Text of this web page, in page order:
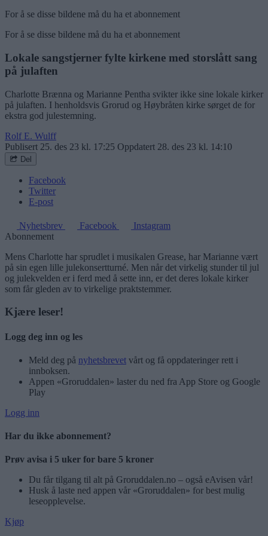
For å se disse bildene må du ha et abonnement
For å se disse bildene må du ha et abonnement
Lokale sangstjerner fylte kirkene med storslått sang
på julaften
Charlotte Brænna og Marianne Pentha svikter ikke sine lokale kirker
på julaften. I henholdsvis Grorud og Høybråten kirke sørget de for
ekstra god julestemning.
Rolf E. Wulff
Publisert 25. des 23 kl. 17:25 Oppdatert 28. des 23 kl. 14:10
Del
Facebook
Twitter
E-post
Nyhetsbrev Facebook
Instagram
Abonnement
Mens Charlotte har sprudlet i musikalen Grease, har Marianne vært
på sin egen lille julekonsertturné. Men når det virkelig stunder til jul
og julekvelden er i ferd med å sette inn, er det deres lokale kirker
som får gleden av to virkelige praktstemmer.
Kjære leser!
Logg deg inn og les
Meld deg på nyhetsbrevet vårt og få oppdateringer rett i
innboksen.
Appen «Groruddalen» laster du ned fra App Store og Google
Play
Logg inn
Har du ikke abonnement?
Prøv avisa i 5 uker for bare 5 kroner
Du får tilgang til alt på Groruddalen.no – også eAvisen vår!
Husk å laste ned appen vår «Groruddalen» for best mulig
leseopplevelse.
Kjøp